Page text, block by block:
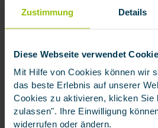
Zustimmung Details
Diese Webseite verwendet
Mit Hilfe von Cookies können wir
das beste Erlebnis auf unserer
Cookies zu aktivieren, klicken Sie
zulassen". Ihre Einwilligung
widerrufen oder ändern.
Top
Wie wird eine
festgestellt?
Die Feststellung einer
Regel in diesen Schritten ab: